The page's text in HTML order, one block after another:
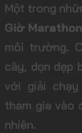
Một trong
Giờ Marathon
môi trường.
cây, dọn dẹp
với giải chạy
tham gia vào
nhiên.